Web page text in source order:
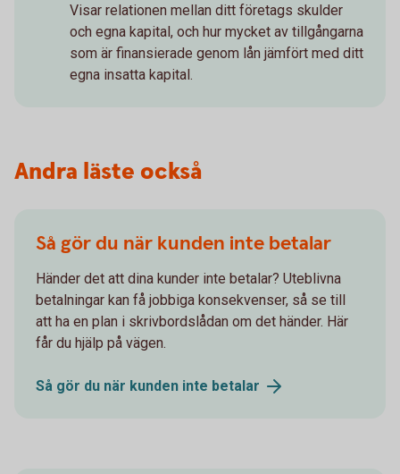
Visar relationen mellan ditt företags skulder
och egna kapital, och hur mycket av tillgångarna
som är finansierade genom lån jämfört med ditt
egna insatta kapital.
Andra läste också
Så gör du när kunden inte betalar
Händer det att dina kunder inte betalar? Uteblivna
betalningar kan få jobbiga konsekvenser, så se till
att ha en plan i skrivbordslådan om det händer. Här
får du hjälp på vägen.
Så gör du när kunden inte betalar